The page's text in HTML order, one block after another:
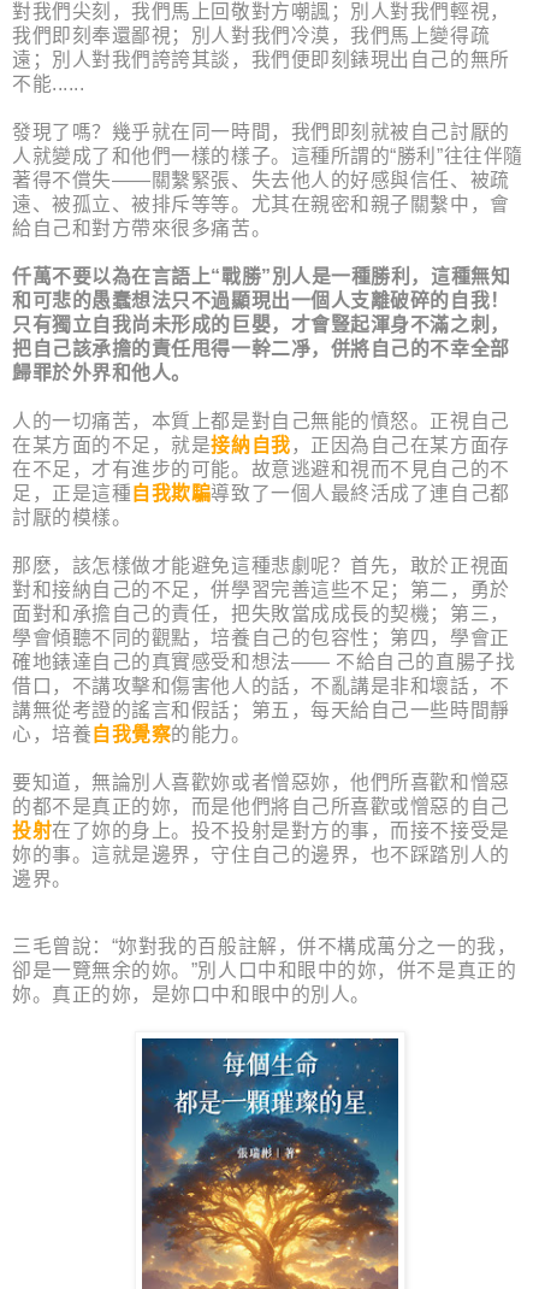
對我們尖刻，我們馬上回敬對方嘲諷；別人對我們輕視，
我們即刻奉還鄙視；別人對我們冷漠，我們馬上變得疏
遠；別人對我們誇誇其談，我們便即刻錶現出自己的無所
不能......
發現了嗎？幾乎就在同一時間，我們即刻就被自己討厭的
人就變成了和他們一樣的樣子。這種所謂的“勝利”往往伴隨
著得不償失——關繫緊張、失去他人的好感與信任、被疏
遠、被孤立、被排斥等等。尤其在親密和親子關繫中，會
給自己和對方帶來很多痛苦。
仟萬不要以為在言語上“戰勝”別人是一種勝利，這種無知
和可悲的愚蠢想法只不過顯現出一個人支離破碎的自我！
只有獨立自我尚未形成的巨嬰，才會豎起渾身不滿之刺，
把自己該承擔的責任甩得一幹二凈，併將自己的不幸全部
歸罪於外界和他人。
人的一切痛苦，本質上都是對自己無能的憤怒。正視自己
在某方面的不足，就是接納自我 ，正因為自己在某方面存
在不足，才有進步的可能。故意逃避和視而不見自己的不
足，正是這種 自我欺騙導致了一個人最終活成了連自己都
討厭的模樣。
那麽，該怎樣做才能避免這種悲劇呢？首先，敢於正視面
對和接納自己的不足，併學習完善這些不足；第二，勇於
面對和承擔自己的責任，把失敗當成成長的契機；第三，
學會傾聽不同的觀點，培養自己的包容性；第四，學會正
確地錶達自己的真實感受和想法—— 不給自己的直腸子找
借口，不講攻擊和傷害他人的話，不亂講是非和壞話，不
講無從考證的謠言和假話；第五，每天給自己一些時間靜
心，培養 自我覺察的能力。
要知道，無論別人喜歡妳或者憎惡妳，他們所喜歡和憎惡
的都不是真正的妳，而是他們將自己所喜歡或憎惡的自己
投射在了妳的身上。投不投射是對方的事，而接不接受是
妳的事。這就是邊界，守住自己的邊界，也不踩踏別人的
邊界。
三毛曾說：“妳對我的百般註解，併不構成萬分之一的我，
卻是一覽無余的妳。”別人口中和眼中的妳，併不是真正的
妳。真正的妳，是妳口中和眼中的別人。